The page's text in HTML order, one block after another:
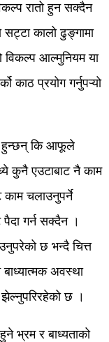
रातो हुन सक्दैन
कालो ढुङ्गामा
विकल्प आल्मुनियम या
काठ प्रयोग गर्नुपऱ्यो
हुन्छन् कि आफूले
कुनै एउटाबाट नै काम
चलाउनुपर्ने
गर्न सक्दैन ।
छ भन्दै चित्त
अवस्था
झेल्नुपरिरहेको छ ।
भ्रम र बाध्यताको